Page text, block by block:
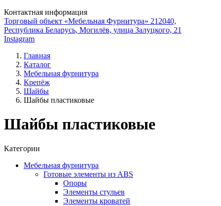
Контактная информация
Торговый объект «Мебельная Фурнитура» 212040,
Республика Беларусь, Могилёв, улица Залуцкого, 21
Instagram
Главная
Каталог
Мебельная фурнитура
Крепёж
Шайбы
Шайбы пластиковые
Шайбы пластиковые
Категории
Мебельная фурнитура
Готовые элементы из ABS
Опоры
Элементы стульев
Элементы кроватей